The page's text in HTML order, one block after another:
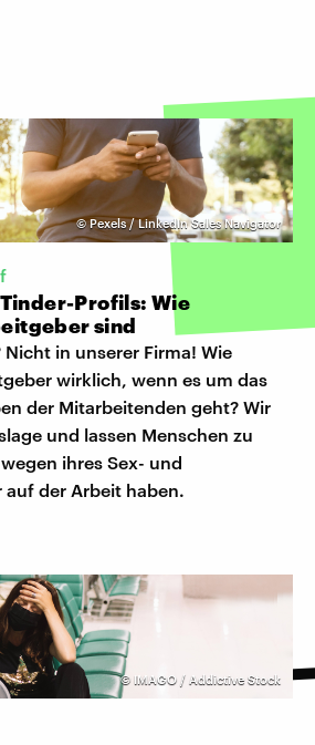
©Pexels / LinkedIn Sales Navigator
Profils: Wie
sind
in unserer Firma! Wie
wirklich, wenn es um das
der Mitarbeitenden geht? Wir
und lassen Menschen zu
ihres Sex- und
auf der Arbeit haben.
© IMAGO / Addictive Stock